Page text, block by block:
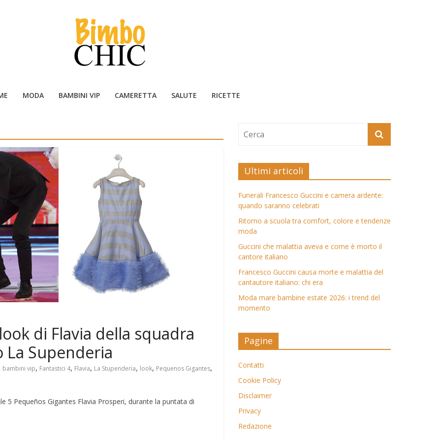
MODA BAMBINI VIP CAMERETTA SALUTE RICETTE
di Flavia della squadra
Supenderia
bambini vip, Fantastici 4, Flavia, La Stupenderia, look, Pequenos Gigantes,
5 Pequeños Gigantes Flavia Prosperi, durante la puntata di
Ultimi articoli
Funerali Francesco Guccini e camera ardente:
quando saranno celebrati
Ritorno a scuola tra comfort, colore e tendenze
moda
Guccini che malattia aveva e come è morto il
cantore italiano
Francesco Guccini causa morte e malattia del
cantautore italiano: chi era
Moda mare bambine estate 2026: i trend del
momento
Pagine
Contatti
Cookie Policy
Disclaimer
Privacy
Redazione